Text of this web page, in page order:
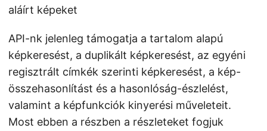
aláírt képeket
API-nk jelenleg támogatja a tartalom alapú
képkeresést, a duplikált képkeresést, az egyéni
regisztrált címkék szerinti képkeresést, a kép-
összehasonlítást és a hasonlóság-észlelést,
valamint a képfunkciók kinyerési műveleteit.
Most ebben a részben a részleteket fogjuk